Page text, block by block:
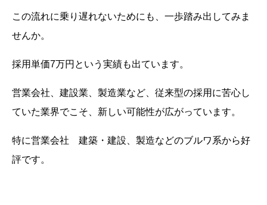
この流れに乗り遅れないためにも、一歩踏み出してみま
せんか。
採用単価7万円という実績も出ています。
営業会社、建設業、製造業など、従来型の採用に苦心し
ていた業界でこそ、新しい可能性が広がっています。
特に営業会社 建築・建設、製造などのブルワ系から好
評です。